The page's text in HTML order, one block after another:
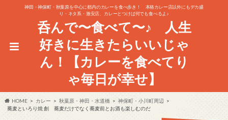
神田・神保町・秋葉原を中心に都内のカレーを食べ歩き！ 本格カレー店以外にもデカ盛
り・ネタ系・激安店、カレーとつけば何でも食べるよ♪
呑んで〜食べて〜♪ 人生
好きに生きたらいいじゃ
ん！【カレーを食べてり
ゃ毎日が幸せ】
HOME カレー 秋葉原・神田・水道橋
神保町・小川町周辺
蕎麦といろり焼 創 蕎麦だけでなく蕎麦前とお酒も楽しむのだ